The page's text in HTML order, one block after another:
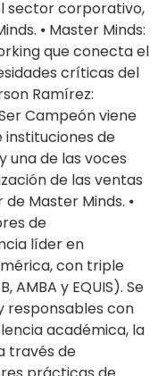
sector corporativo,
⦁ Master Minds:
que conecta el
críticas del
Ramírez:
Campeón viene
instituciones de
una de las voces
de las ventas
Master Minds. ⦁
de
líder en
con triple
y EQUIS). Se
responsables con
académica, la
través de